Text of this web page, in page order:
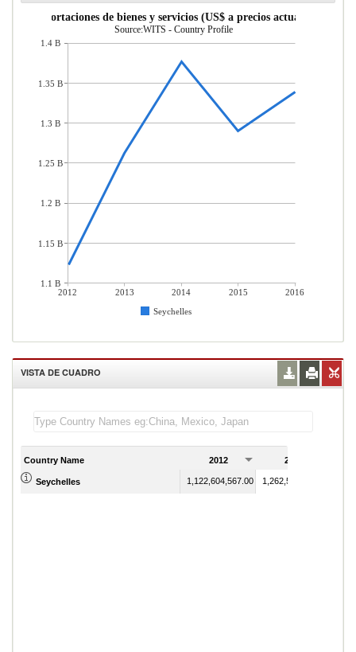
Exportaciones de bienes y servicios (US$ a precios actuales)
Source:WITS - Country Profile
2012 2013 2014 2015
2016
Seychelles
1.4 B
1.35 B
1.3 B
1.25 B
1.2 B
1.15 B
1.1 B
VISTA DE CUADRO
Country Name 2012 2013
Seychelles 1,122,604,567.00 1,262,543,322.00